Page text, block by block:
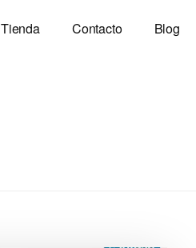
Tienda Contacto Blog